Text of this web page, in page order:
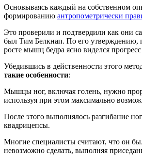
Основываясь каждый на собственном
формированию антропометрически
Это проверили и подтвердили как они
был Тим Белкнап. По его утверждению,
росте мышц бедра ясно виделся
Убедившись в действенности этого
такие особенности:
Мышцы ног, включая голень, нужно
используя при этом максимально
После этого выполнялось разгибание
квадрицепсы.
Многие специалисты считают, что он
невозможно сделать, выполняя